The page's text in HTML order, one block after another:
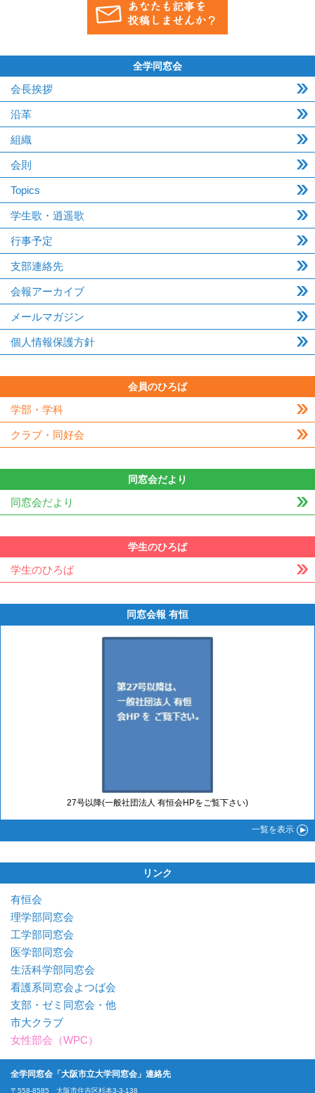
全学同窓会
会長挨拶
沿革
組織
会則
Topics
学生歌・逍遥歌
行事予定
支部連絡先
会報アーカイブ
メールマガジン
個人情報保護方針
会員のひろば
学部・学科
クラブ・同好会
同窓会だより
同窓会だより
学生のひろば
学生のひろば
同窓会報 有恒
27号以降(一般社団法人 有恒会HPをご覧下さい)
一覧を表示
リンク
有恒会
理学部同窓会
工学部同窓会
医学部同窓会
生活科学部同窓会
看護系同窓会よつば会
支部・ゼミ同窓会・他
市大クラブ
女性部会（WPC）
全学同窓会「大阪市立大学同窓会」連絡先
〒558-8585 大阪市住吉区杉本3-3-138